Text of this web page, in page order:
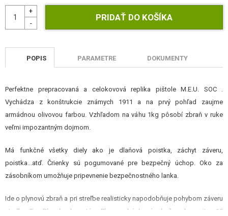
POPIS PARAMETRE DOKUMENTY
Perfektne prepracovaná a celokovová replika pištole M.E.U. SOC .
Vychádza z konštrukcie známych 1911 a na prvý pohľad zaujme
armádnou olivovou farbou. Vzhľadom na váhu 1kg pôsobí zbraň v ruke
veľmi impozantným dojmom.
Má funkčné všetky diely ako je dlaňová poistka, záchyt záveru,
poistka...atď. Črienky sú pogumované pre bezpečný úchop. Oko za
zásobníkom umožňuje pripevnenie bezpečnostného lanka.
Ide o plynovú zbraň a pri streľbe realisticky napodobňuje pohybom záveru
streľbu. Tzv. Blow back systém. Plyn sa plní do zásobníka s kapacitou 15